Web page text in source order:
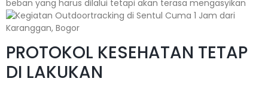
beban yang harus dilalui tetapi akan terasa mengasyikan
PROTOKOL KESEHATAN TETAP
DI LAKUKAN